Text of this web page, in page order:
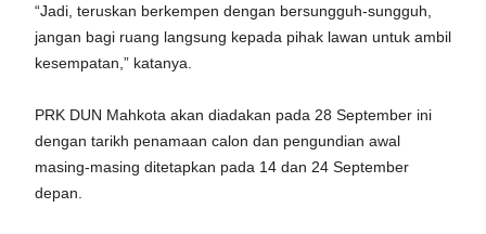
“Jadi, teruskan berkempen dengan bersungguh-sungguh,
jangan bagi ruang langsung kepada pihak lawan untuk ambil
kesempatan,” katanya.
PRK DUN Mahkota akan diadakan pada 28 September ini
dengan tarikh penamaan calon dan pengundian awal
masing-masing ditetapkan pada 14 dan 24 September
depan.